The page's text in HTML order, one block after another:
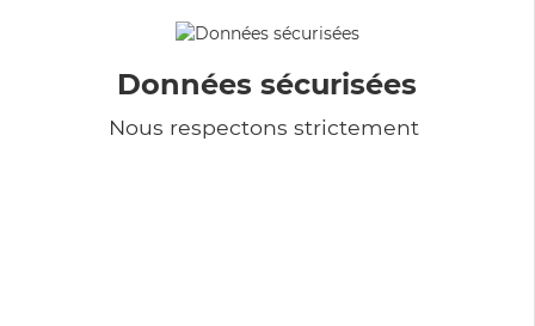
Données sécurisées
Nous respectons strictement